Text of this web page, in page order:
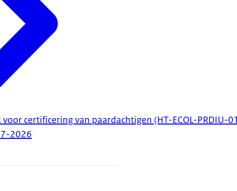
certificering van paardachtigen (HT-ECOL-PRDIU-
2026